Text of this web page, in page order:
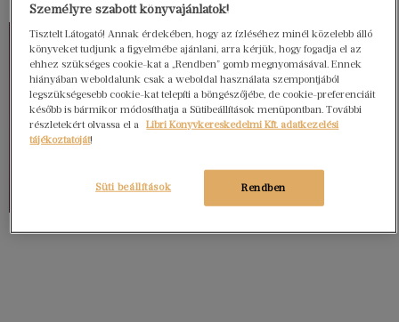
Személyre szabott könyvajánlatok!
Tisztelt Látogató! Annak érdekében, hogy az ízléséhez minél közelebb álló
könyveket tudjunk a figyelmébe ajánlani, arra kérjük, hogy fogadja el az
ehhez szükséges cookie-kat a „Rendben” gomb megnyomásával. Ennek
hiányában weboldalunk csak a weboldal használata szempontjából
legszükségesebb cookie-kat telepíti a böngészőjébe, de cookie-preferenciáit
később is bármikor módosíthatja a Sütibeállítások menüpontban. További
részletekért olvassa el a
Libri Könyvkereskedelmi Kft. adatkezelési
tájékoztatóját!
Rendben
Süti beállítások